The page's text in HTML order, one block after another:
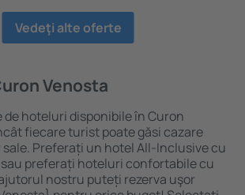
Vedeţi alte oferte
Venosta
de hoteluri disponibile în Curon
fiecare turist poate găsi cazare
Preferați un hotel All-Inclusive cu
preferați hoteluri confortabile cu
nostru puteți rezerva uşor